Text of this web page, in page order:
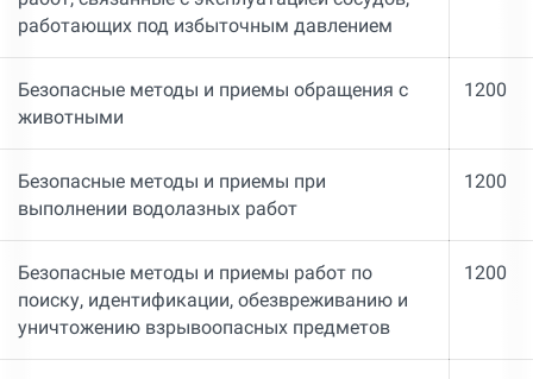
работающих под избыточным давлением
Безопасные методы и приемы обращения с
животными
1200
Безопасные методы и приемы при
выполнении водолазных работ
1200
Безопасные методы и приемы работ по
поиску, идентификации, обезвреживанию и
уничтожению взрывоопасных предметов
1200